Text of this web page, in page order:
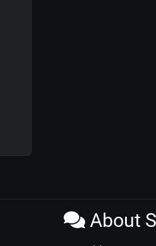
About